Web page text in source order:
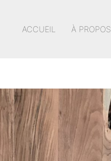
ACCUEIL À PROPOS